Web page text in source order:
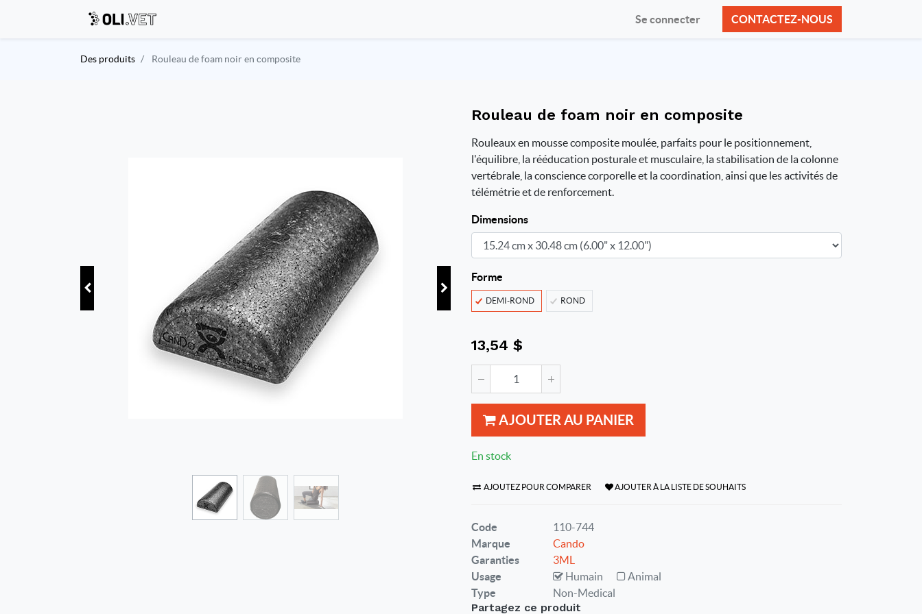
Se connecter CONTACTEZ-NOUS
Des produits Rouleau de foam noir en composite
Rouleau de foam noir en composite
Rouleaux en mousse composite moulée, parfaits pour le positionnement,
l'équilibre, la rééducation posturale et musculaire, la stabilisation de la colonne
vertébrale, la conscience corporelle et la coordination, ainsi que les activités de
télémétrie et de renforcement.
Dimensions
Forme
DEMI-ROND ROND
13,54 $
AJOUTER AU PANIER
En stock
AJOUTEZ POUR COMPARER AJOUTER À LA LISTE DE SOUHAITS
Code
110-744
Marque
Cando
Garanties
3ML
Usage
Humain
Animal
Type
Non-Medical
Partagez ce produit